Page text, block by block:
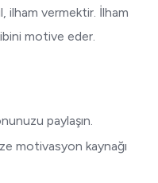
ilham vermektir. İlham
motive eder.
paylaşın.
motivasyon kaynağı